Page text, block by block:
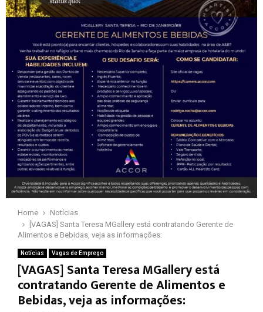
Home
Notícias
[VAGAS] Santa Teresa MGallery está contratando Gerente de
Alimentos e Bebidas, veja as informações:
Notícias Vagas de Emprego
[VAGAS] Santa Teresa MGallery está
contratando Gerente de Alimentos e
Bebidas, veja as informações: